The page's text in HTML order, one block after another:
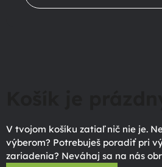
V tvojom košíku zatiaľ nič nie je.
výberom? Potrebuješ poradiť pri
zariadenia? Neváhaj sa na nás